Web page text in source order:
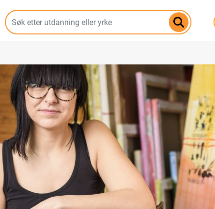
hovedinnhold